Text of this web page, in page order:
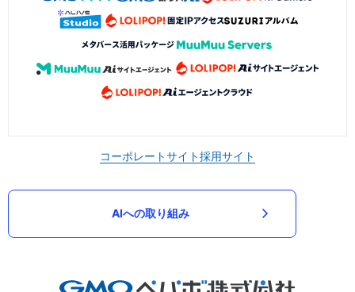
コーポレートサイト採用サイト
AIへの取り組み